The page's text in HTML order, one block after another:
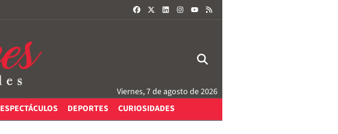
FACEBOOKLINKEDININSTAGRAM
Viernes, 7 de agosto de 2026
ESPECTÁCULOS DEPORTES CURIOSIDADES